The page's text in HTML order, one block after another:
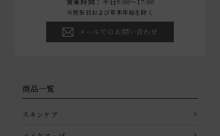
営業時間：平日9:00～17:00
※祝祭日および年末年始を除く
メールでのお問い合わせ
商品一覧
スキンケア